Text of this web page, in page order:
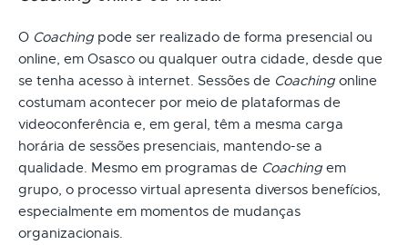
O Coaching pode ser realizado de forma presencial ou
online, em Osasco ou qualquer outra cidade, desde que
se tenha acesso à internet. Sessões de Coaching online
costumam acontecer por meio de plataformas de
videoconferência e, em geral, têm a mesma carga
horária de sessões presenciais, mantendo-se a
qualidade. Mesmo em programas de Coaching em
grupo, o processo virtual apresenta diversos benefícios,
especialmente em momentos de mudanças
organizacionais.